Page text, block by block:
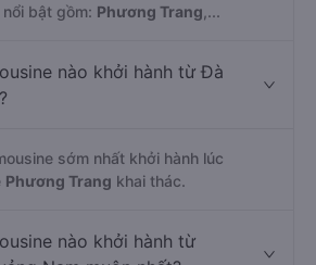
bật gồm: Phương Trang ,...
nào khởi hành từ Đà
sớm nhất khởi hành lúc
Phương Trang khai thác.
nào khởi hành từ